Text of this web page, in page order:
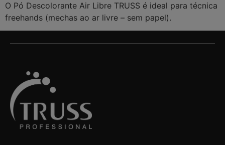
O Pó Descolorante Air Libre TRUSS é ideal para técnica
freehands (mechas ao ar livre – sem papel).